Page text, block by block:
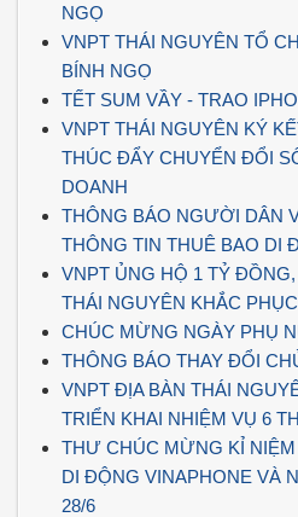
NGỌ
VNPT THÁI NGUYÊN TỔ
BÍNH NGỌ
TẾT SUM VẦY - TRAO
VNPT THÁI NGUYÊN KÝ
THÚC ĐẨY CHUYỂN ĐỔI
DOANH
THÔNG BÁO NGƯỜI DÂN
THÔNG TIN THUÊ BAO DI
VNPT ỦNG HỘ 1 TỶ
THÁI NGUYÊN KHẮC
CHÚC MỪNG NGÀY PHỤ
THÔNG BÁO THAY ĐỔI
VNPT ĐỊA BÀN THÁI
TRIỂN KHAI NHIỆM VỤ 6
THƯ CHÚC MỪNG KỈ NIỆM
DI ĐỘNG VINAPHONE VÀ
28/6